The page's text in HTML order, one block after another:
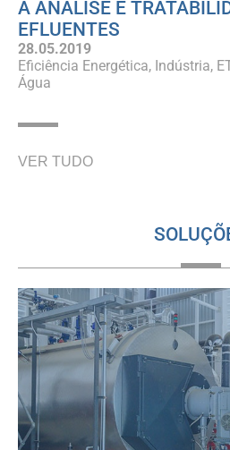
A ANÁLISE E
EFLUENTES
28.05.2019
Eficiência Energética
Indústria
Água
VER TUDO